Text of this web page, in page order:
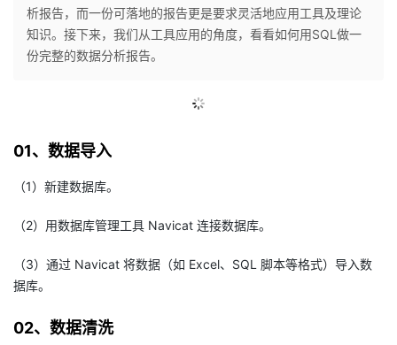
个
我
的
我
的
者
学
我
支
持
析报告，而一份可落地的报告更是要求灵活地应用工具及理论
知识。接下来，我们从工具应用的角度，看看如何用SQL做一
份完整的数据分析报告。
01、数据导入
（1）新建数据库。
（2）用数据库管理工具 Navicat 连接数据库。
（3）通过 Navicat 将数据（如 Excel、SQL 脚本等格式）导入数
据库。
02、数据清洗